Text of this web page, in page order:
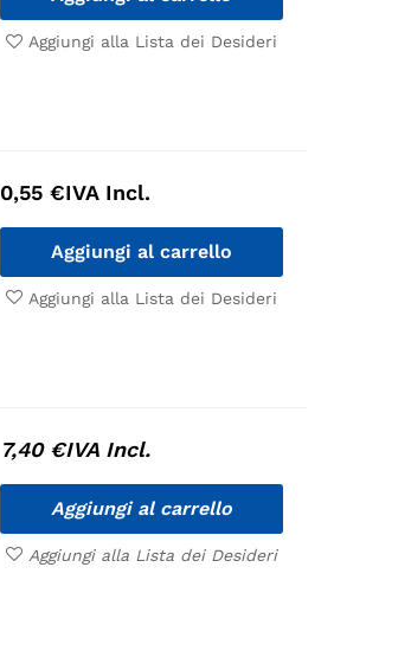
Aggiungi alla Lista dei Desideri
0,55 €IVA Incl.
Aggiungi al carrello
Aggiungi alla Lista dei Desideri
7,40 €IVA Incl.
Aggiungi al carrello
Aggiungi alla Lista dei Desideri